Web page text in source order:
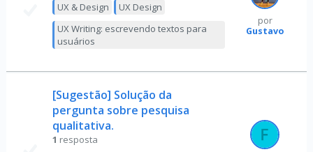
UX & Design
UX Design
UX Writing: escrevendo textos para
usuários
por
Gustavo
[Sugestão] Solução da
pergunta sobre pesquisa
qualitativa.
1 resposta